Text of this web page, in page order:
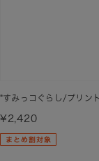
*すみっコぐらし/プリン
¥2,420